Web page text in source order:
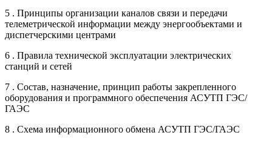
5 . Принципы организации каналов связи и передачи
телеметрической информации между энергообъектами и
диспетчерскими центрами
6 . Правила технической эксплуатации электрических
станций и сетей
7 . Состав, назначение, принцип работы закрепленного
оборудования и программного обеспечения АСУТП ГЭС/
ГАЭС
8 . Схема информационного обмена АСУТП ГЭС/ГАЭС